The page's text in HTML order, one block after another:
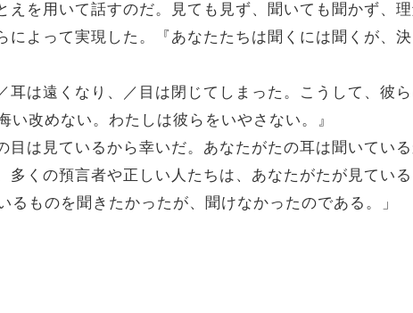
えを用いて話すのだ。見ても見ず、聞いても聞かず、理
によって実現した。『あなたたちは聞くには聞くが、
耳は遠くなり、／目は閉じてしまった。こうして、彼
い改めない。わたしは彼らをいやさない。』
目は見ているから幸いだ。あなたがたの耳は聞いている
多くの預言者や正しい人たちは、あなたがたが見てい
るものを聞きたかったが、聞けなかったのである。」